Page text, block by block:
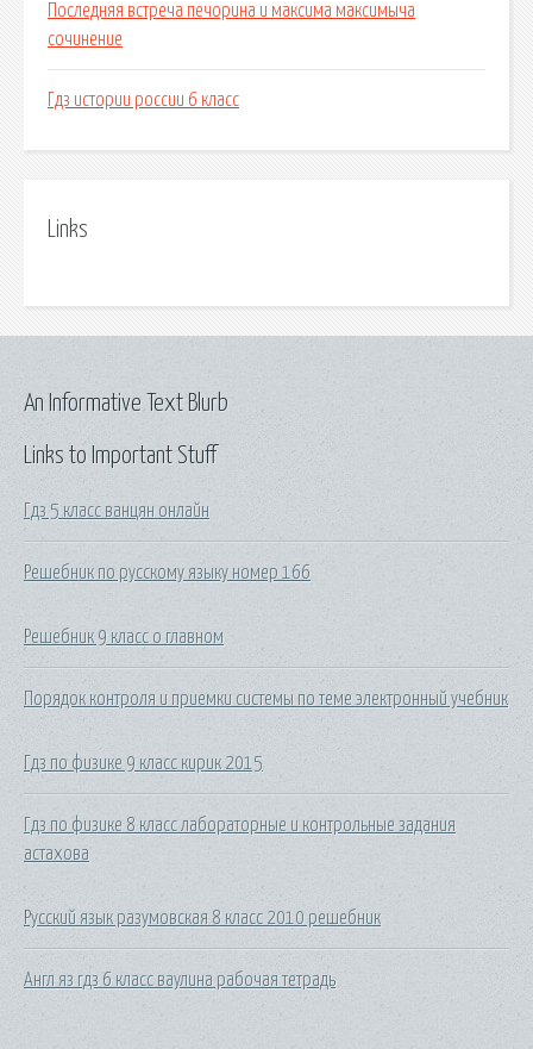
Последняя встреча печорина и максима максимыча
сочинение
Гдз истории россии 6 класс
Links
Links to Important Stuff
Гдз 5 класс ванцян онлайн
Решебник по русскому языку номер 166
Решебник 9 класс о главном
Порядок контроля и приемки системы по теме электронный учебник
Гдз по физике 9 класс кирик 2015
Гдз по физике 8 класс лабораторные и контрольные задания
астахова
Русский язык разумовская 8 класс 2010 решебник
Англ яз гдз 6 класс ваулина рабочая тетрадь
An Informative Text Blurb